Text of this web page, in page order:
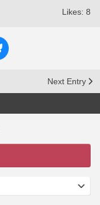
Likes: 8
Next Entry